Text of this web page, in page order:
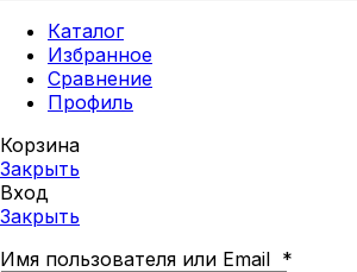
Каталог
Избранное
Сравнение
Профиль
Корзина
Закрыть
Вход
Закрыть
Имя пользователя или Email *